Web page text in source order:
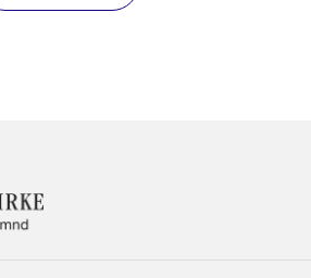
KONTAKTINFORMASJON